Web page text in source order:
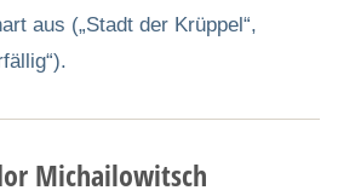
aus („Stadt der Krüppel“,
Michailowitsch